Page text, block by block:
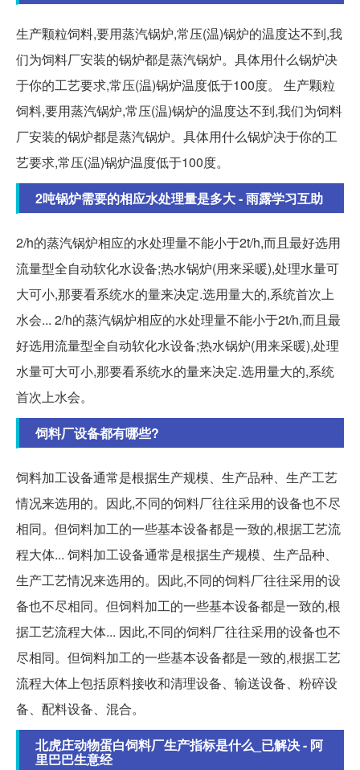
生产颗粒饲料,要用蒸汽锅炉,常压(温)锅炉的温度达不到,我
们为饲料厂安装的锅炉都是蒸汽锅炉。具体用什么锅炉决
于你的工艺要求,常压(温)锅炉温度低于100度。 生产颗粒
饲料,要用蒸汽锅炉,常压(温)锅炉的温度达不到,我们为饲料
厂安装的锅炉都是蒸汽锅炉。具体用什么锅炉决于你的工
艺要求,常压(温)锅炉温度低于100度。
2吨锅炉需要的相应水处理量是多大 - 雨露学习互助
2/h的蒸汽锅炉相应的水处理量不能小于2t/h,而且最好选用
流量型全自动软化水设备;热水锅炉(用来采暖),处理水量可
大可小,那要看系统水的量来决定.选用量大的,系统首次上
水会... 2/h的蒸汽锅炉相应的水处理量不能小于2t/h,而且最
好选用流量型全自动软化水设备;热水锅炉(用来采暖),处理
水量可大可小,那要看系统水的量来决定.选用量大的,系统
首次上水会。
饲料厂设备都有哪些?
饲料加工设备通常是根据生产规模、生产品种、生产工艺
情况来选用的。因此,不同的饲料厂往往采用的设备也不尽
相同。但饲料加工的一些基本设备都是一致的,根据工艺流
程大体... 饲料加工设备通常是根据生产规模、生产品种、
生产工艺情况来选用的。因此,不同的饲料厂往往采用的设
备也不尽相同。但饲料加工的一些基本设备都是一致的,根
据工艺流程大体... 因此,不同的饲料厂往往采用的设备也不
尽相同。但饲料加工的一些基本设备都是一致的,根据工艺
流程大体上包括原料接收和清理设备、输送设备、粉碎设
备、配料设备、混合。
北虎庄动物蛋白饲料厂生产指标是什么_已解决 - 阿
里巴巴生意经